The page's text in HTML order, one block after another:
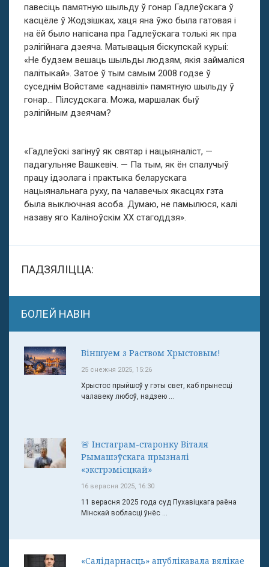
павесіць памятную шыльду ў гонар Гадлеўскага ў
касцёле ў Жодзішках, хаця яна ўжо была гатовая і
на ёй было напісана пра Гадлеўскага толькі як пра
рэлігійнага дзеяча. Матывацыя біскупскай курыі:
«Не будзем вешаць шыльды людзям, якія займаліся
палітыкай». Затое ў тым самым 2008 годзе ў
суседнім Войстаме «аднавілі» памятную шыльду ў
гонар… Пілсудскага. Можа, маршалак быў
рэлігійным дзеячам?
«Гадлеўскі загінуў як святар і нацыяналіст, —
падагульняе Вашкевіч. — Па тым, як ён спалучыў
працу ідэолага і практыка беларускага
нацыянальнага руху, па чалавечых якасцях гэта
была выключная асоба. Думаю, не памылюся, калі
назаву яго Каліноўскім ХХ стагоддзя».
ПАДЗЯЛІЦЦА:
БОЛЕЙ НАВІН
Віншуем з Раством Хрыстовым!
25 снежня 2025, 15:26
Хрыстос прыйшоў у гэты свет, каб прынесці
чалавеку любоў, надзею ...
🚨 Інстаграм-старонку Віталя
Рымашэўскага прызналі
«экстрэмісцкай»
16 верасня 2025, 16:30
11 верасня 2025 года суд Пухавіцкага раёна
Мінскай вобласці ўнёс ...
«Салідарнасць» апублікавала вялікае